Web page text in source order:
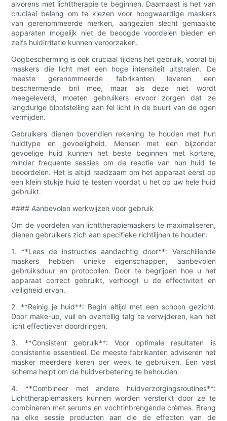
alvorens met lichttherapie te beginnen. Daarnaast is het van
cruciaal belang om te kiezen voor hoogwaardige maskers
van gerenommeerde merken, aangezien slecht gemaakte
apparaten mogelijk niet de beoogde voordelen bieden en
zelfs huidirritatie kunnen veroorzaken.
Oogbescherming is ook cruciaal tijdens het gebruik, vooral bij
maskers die licht met een hoge intensiteit uitstralen. De
meeste gerenommeerde fabrikanten leveren een
beschermende bril mee, maar als deze niet wordt
meegeleverd, moeten gebruikers ervoor zorgen dat ze
langdurige blootstelling aan fel licht in de buurt van de ogen
vermijden.
Gebruikers dienen bovendien rekening te houden met hun
huidtype en gevoeligheid. Mensen met een bijzonder
gevoelige huid kunnen het beste beginnen met kortere,
minder frequente sessies om de reactie van hun huid te
beoordelen. Het is altijd raadzaam om het apparaat eerst op
een klein stukje huid te testen voordat u het op uw hele huid
gebruikt.
#### Aanbevolen werkwijzen voor gebruik
Om de voordelen van lichttherapiemaskers te maximaliseren,
dienen gebruikers zich aan specifieke richtlijnen te houden:
1. **Lees de instructies aandachtig door**: Verschillende
maskers hebben unieke eigenschappen, aanbevolen
gebruiksduur en protocollen. Door te begrijpen hoe u het
apparaat correct gebruikt, verhoogt u de effectiviteit en
veiligheid ervan.
2. **Reinig je huid**: Begin altijd met een schoon gezicht.
Door make-up, vuil en overtollig talg te verwijderen, kan het
licht effectiever doordringen.
3. **Consistent gebruik**: Voor optimale resultaten is
consistentie essentieel. De meeste fabrikanten adviseren het
masker meerdere keren per week te gebruiken. Een vast
schema helpt om de huidverbetering te behouden.
4. **Combineer met andere huidverzorgingsroutines**:
Lichttherapiemaskers kunnen worden versterkt door ze te
combineren met serums en vochtinbrengende crèmes. Breng
na elke sessie producten aan die de effecten van de